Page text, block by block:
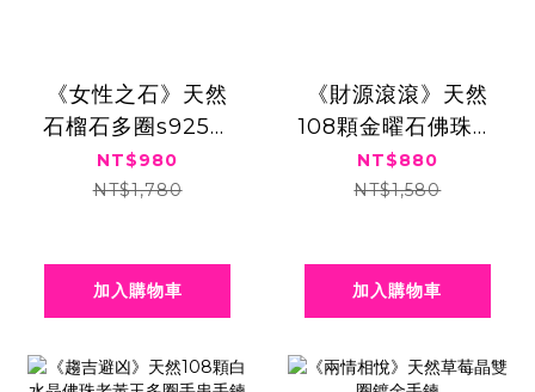
《女性之石》天然
石榴石多圈s925銀
蓮蓬手串手鍊
NT$980
NT$1,780
加入購物車
《財源滾滾》天然
108顆金曜石佛珠多
圈手串手鍊
NT$880
NT$1,580
加入購物車